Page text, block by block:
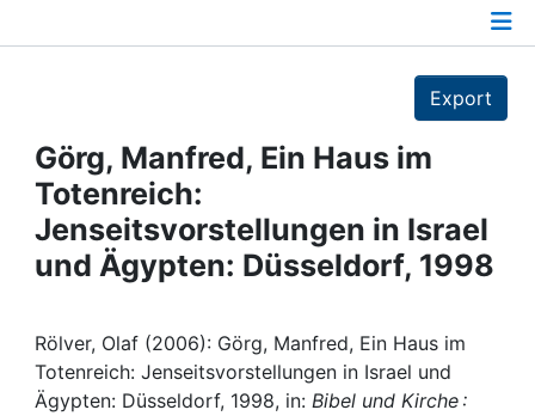
Projects
People
Institutions
Awards
My FIS
Export
Görg, Manfred, Ein Haus im
Totenreich:
Jenseitsvorstellungen in Israel
und Ägypten: Düsseldorf, 1998
Rölver, Olaf (2006): Görg, Manfred, Ein Haus im
Totenreich: Jenseitsvorstellungen in Israel und
Ägypten: Düsseldorf, 1998, in: Bibel und Kirche :